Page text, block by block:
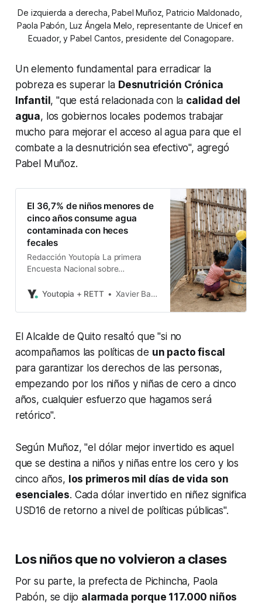
De izquierda a derecha, Pabel Muñoz, Patricio Maldonado,
Paola Pabón, Luz Ángela Melo, representante de Unicef en
Ecuador, y Pabel Cantos, presidente del Conagopare.
Un elemento fundamental para erradicar la
pobreza es superar la Desnutrición Crónica
Infantil, "que está relacionada con la calidad del
agua, los gobiernos locales podemos trabajar
mucho para mejorar el acceso al agua para que el
combate a la desnutrición sea efectivo", agregó
Pabel Muñoz.
El 36,7% de niños menores de
cinco años consume agua
contaminada con heces
fecales
Redacción Youtopía La primera
Encuesta Nacional sobre
Ecuador muestra datos
agua, por parte de los niños y sus
este 5 de septiembre del 2023, por
el Instituto Ecuatoriano de
Estadística y Censos (INEC). La
ENDI
Youtopia + RETT Xavier Basantes
El Alcalde de Quito resaltó que "si no
acompañamos las políticas de un pacto fiscal
para garantizar los derechos de las personas,
empezando por los niños y niñas de cero a cinco
años, cualquier esfuerzo que hagamos será
retórico".
Según Muñoz, "el dólar mejor invertido es aquel
que se destina a niños y niñas entre los cero y los
cinco años, los primeros mil días de vida son
esenciales. Cada dólar invertido en niñez significa
USD16 de retorno a nivel de políticas públicas".
Los niños que no volvieron a clases
Por su parte, la prefecta de Pichincha, Paola
Pabón, se dijo alarmada porque 117.000 niños